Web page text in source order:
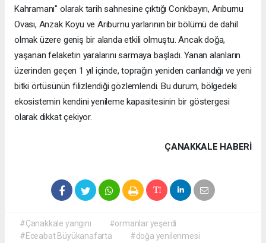
Kahramanı" olarak tarih sahnesine çıktığı Conkbayırı, Arıburnu
Ovası, Anzak Koyu ve Arıburnu yarlarının bir bölümü de dahil
olmak üzere geniş bir alanda etkili olmuştu. Ancak doğa,
yaşanan felaketin yaralarını sarmaya başladı. Yanan alanların
üzerinden geçen 1 yıl içinde, toprağın yeniden canlandığı ve yeni
bitki örtüsünün filizlendiği gözlemlendi. Bu durum, bölgedeki
ekosistemin kendini yenileme kapasitesinin bir göstergesi
olarak dikkat çekiyor.
ÇANAKKALE HABERİ
#Çanakkale yangını
#ormanlar yeşerdi
#Eceabat Büyükanafarta
#doğa yenilenmesi